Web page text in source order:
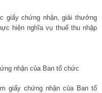
giấy chứng nhận, giải thưởng
hiện nghĩa vụ thuế thu nhập
nhận của Ban tổ chức
giấy chứng nhận của Ban tổ